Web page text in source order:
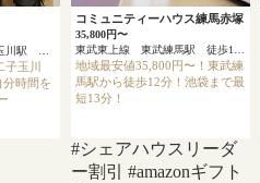
東急田園都市線 二子玉川駅 徒歩8分
玉川
時間を
コミュニティーハウス練馬赤塚
35,800円〜
東武東上線 東武練馬駅 徒歩12分
地域最安値35,800円〜！東武練
馬駅から徒歩12分！池袋まで最
短13分！
#シェアハウスリーダ
ー割引
#amazonギフト